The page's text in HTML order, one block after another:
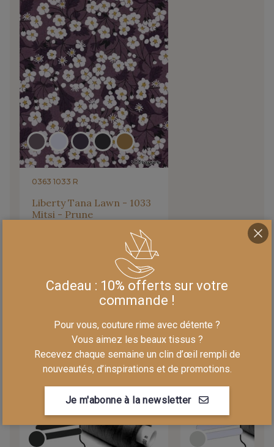
0363 1033 R
Liberty Tana Lawn - 1033
Mitsi - Prune
36,90
LA MERCERIE ASSORTIE
Cadeau : 10% offerts sur votre
commande !
Pour vous, couture rime avec détente ?
Vous aimez les beaux tissus ?
Recevez chaque semaine un clin d’œil rempli de
nouveautés, d’inspirations et de promotions.
Je m'abonne à la newsletter